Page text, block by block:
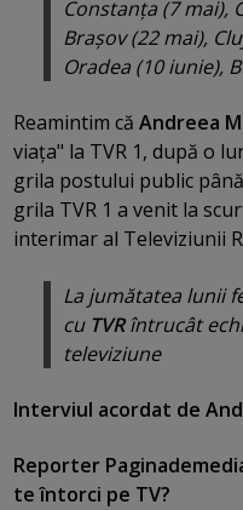
Constanţa (7 mai),
Braşov (22 mai),
Oradea (10 iunie),
Reamintim că Andreea
viaţa" la TVR 1, după o
grila postului public
grila TVR 1 a venit la
interimar al Televiziunii
La jumătatea lunii
cu TVRîntrucât
televiziune
Interviul acordat de
Reporter
te întorci pe TV?